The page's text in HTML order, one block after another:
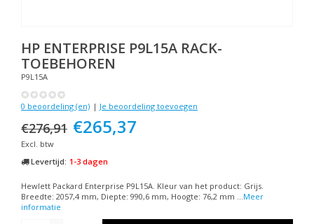
HP ENTERPRISE P9L15A RACK-
TOEBEHOREN
P9L15A
0 beoordeling (en) | Je beoordeling toevoegen
€276,91 €265,37
Excl. btw
Levertijd: 1-3 dagen
Hewlett Packard Enterprise P9L15A. Kleur van het product: Grijs.
Breedte: 2057,4 mm, Diepte: 990,6 mm, Hoogte: 76,2 mm ...Meer
informatie